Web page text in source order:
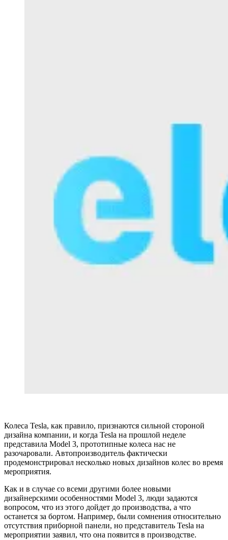
Колеса Tesla, как правило, признаются сильной стороной
дизайна компании, и когда Tesla на прошлой неделе
представила Model 3, прототипные колеса нас не
разочаровали. Автопроизводитель фактически
продемонстрировал несколько новых дизайнов колес во время
мероприятия.
Как и в случае со всеми другими более новыми
дизайнерскими особенностями Model 3, люди задаются
вопросом, что из этого дойдет до производства, а что
останется за бортом. Например, были сомнения относительно
отсутствия приборной панели, но представитель Tesla на
мероприятии заявил, что она появится в производстве.